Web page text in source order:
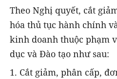
Theo Nghị quyết, cắt
hóa thủ tục hành chính
kinh doanh thuộc phạm
dục và Đào tạo như sau:
1. Cắt giảm, phân cấp,